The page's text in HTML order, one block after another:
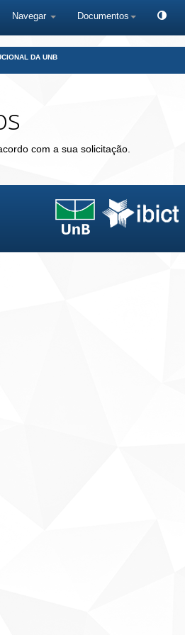
Navegar Documentos
DA UNB
com a sua solicitação.